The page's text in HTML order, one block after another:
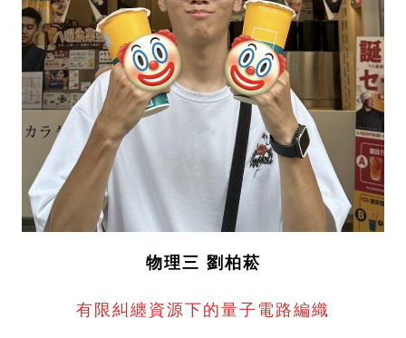
物理三 劉柏菘
有限糾纏資源下的量子電路編織